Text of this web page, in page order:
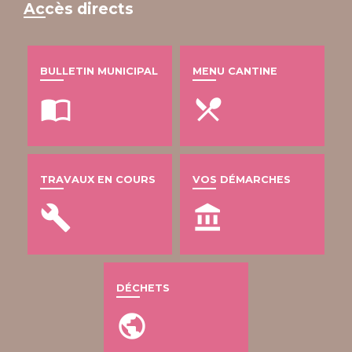
Accès directs
BULLETIN MUNICIPAL
import_contacts
MENU CANTINE
local_dining
TRAVAUX EN COURS
build
VOS DÉMARCHES
account_balance
DÉCHETS
public